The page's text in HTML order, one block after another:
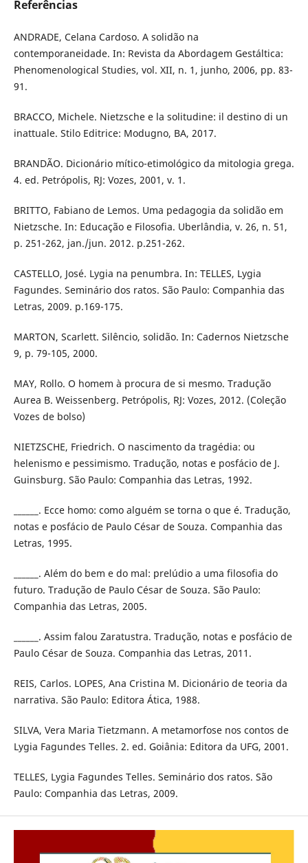
Referências
ANDRADE, Celana Cardoso. A solidão na
contemporaneidade. In: Revista da Abordagem Gestáltica:
Phenomenological Studies, vol. XII, n. 1, junho, 2006, pp. 83-
91.
BRACCO, Michele. Nietzsche e la solitudine: il destino di un
inattuale. Stilo Editrice: Modugno, BA, 2017.
BRANDÃO. Dicionário mítico-etimológico da mitologia grega.
4. ed. Petrópolis, RJ: Vozes, 2001, v. 1.
BRITTO, Fabiano de Lemos. Uma pedagogia da solidão em
Nietzsche. In: Educação e Filosofia. Uberlândia, v. 26, n. 51,
p. 251-262, jan./jun. 2012. p.251-262.
CASTELLO, José. Lygia na penumbra. In: TELLES, Lygia
Fagundes. Seminário dos ratos. São Paulo: Companhia das
Letras, 2009. p.169-175.
MARTON, Scarlett. Silêncio, solidão. In: Cadernos Nietzsche
9, p. 79-105, 2000.
MAY, Rollo. O homem à procura de si mesmo. Tradução
Aurea B. Weissenberg. Petrópolis, RJ: Vozes, 2012. (Coleção
Vozes de bolso)
NIETZSCHE, Friedrich. O nascimento da tragédia: ou
helenismo e pessimismo. Tradução, notas e posfácio de J.
Guinsburg. São Paulo: Companhia das Letras, 1992.
______. Ecce homo: como alguém se torna o que é. Tradução,
notas e posfácio de Paulo César de Souza. Companhia das
Letras, 1995.
______. Além do bem e do mal: prelúdio a uma filosofia do
futuro. Tradução de Paulo César de Souza. São Paulo:
Companhia das Letras, 2005.
______. Assim falou Zaratustra. Tradução, notas e posfácio de
Paulo César de Souza. Companhia das Letras, 2011.
REIS, Carlos. LOPES, Ana Cristina M. Dicionário de teoria da
narrativa. São Paulo: Editora Ática, 1988.
SILVA, Vera Maria Tietzmann. A metamorfose nos contos de
Lygia Fagundes Telles. 2. ed. Goiânia: Editora da UFG, 2001.
TELLES, Lygia Fagundes Telles. Seminário dos ratos. São
Paulo: Companhia das Letras, 2009.